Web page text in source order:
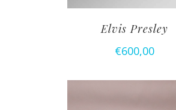
Elvis Presley
€600,00